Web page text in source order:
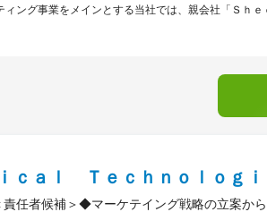
ング事業をメインとする当社では、親会社「Ｓｈ
ｃａｌ Ｔｅｃｈｎｏｌｏｇ
責任者候補＞◆マーケテイング戦略の立案か